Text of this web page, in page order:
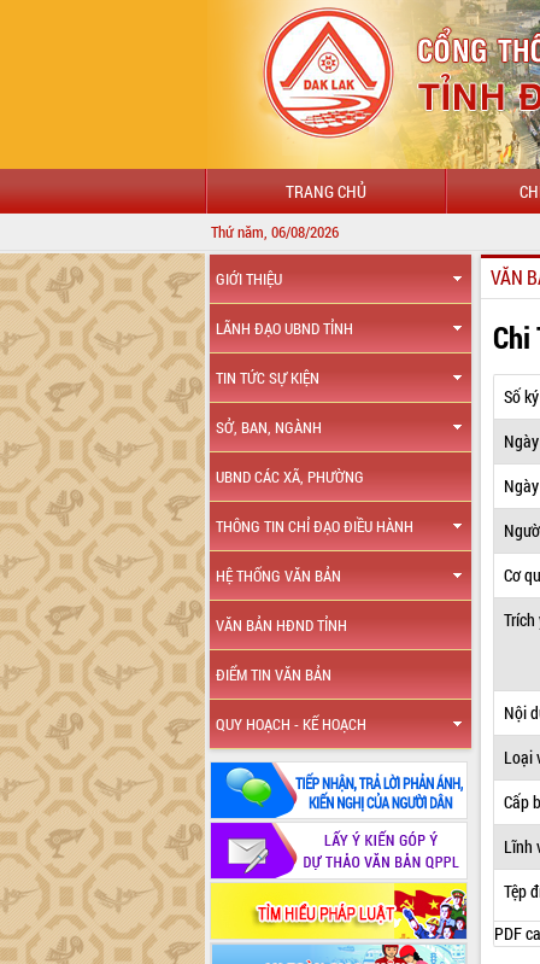
TRANG CHỦ
Thứ năm, 06/08/2026
GIỚI THIỆU
LÃNH ĐẠO UBND TỈNH
TIN TỨC SỰ KIỆN
SỞ, BAN, NGÀNH
UBND CÁC XÃ, PHƯỜNG
THÔNG TIN CHỈ ĐẠO ĐIỀU HÀNH
HỆ THỐNG VĂN BẢN
VĂN BẢN HĐND TỈNH
ĐIỂM TIN VĂN BẢN
QUY HOẠCH - KẾ HOẠCH
VĂN
Chi
Số
Cơ
Trích
Nội
Loại
Cấp
Lĩnh
Tệp
PDF